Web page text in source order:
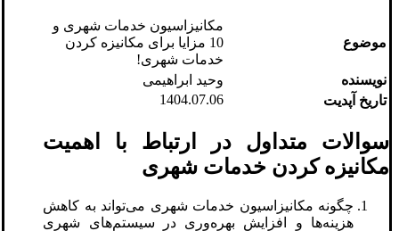
موضوع
مکانیزاسیون خدمات شهری و
10 مزایا برای مکانیزه کردن
خدمات شهری!
نویسنده
وحید ابراهیمی
تاریخ آپدیت
1404.07.06
سوالات متداول در ارتباط با اهمیت
مکانیزه کردن خدمات شهری
چگونه مکانیزاسیون خدمات شهری می‌تواند به کاهش
هزینه‌ها و افزایش بهره‌وری در سیستم‌های شهری